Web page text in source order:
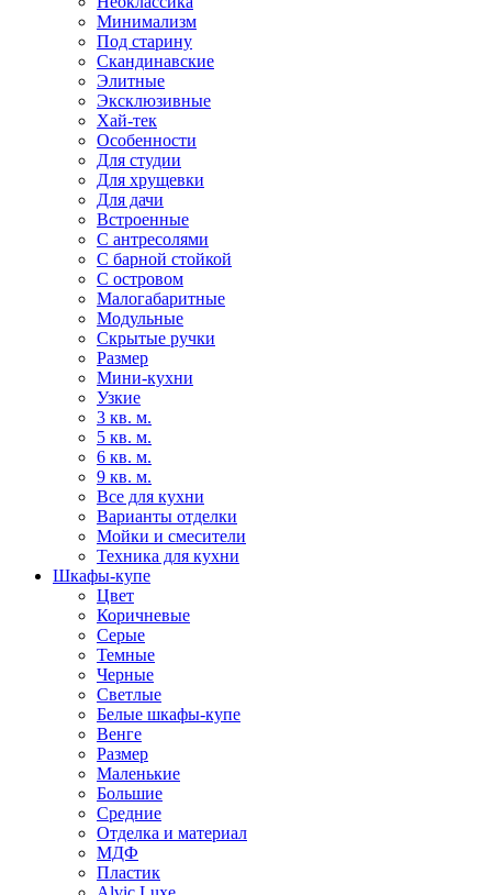
Минимализм
Под старину
Скандинавские
Элитные
Эксклюзивные
Хай-тек
Особенности
Для студии
Для хрущевки
Для дачи
Встроенные
С антресолями
С барной стойкой
С островом
Малогабаритные
Модульные
Скрытые ручки
Размер
Мини-кухни
Узкие
3 кв. м.
5 кв. м.
6 кв. м.
9 кв. м.
Все для кухни
Варианты отделки
Мойки и смесители
Техника для кухни
Шкафы-купе
Цвет
Коричневые
Серые
Темные
Черные
Светлые
Белые шкафы-купе
Венге
Размер
Маленькие
Большие
Средние
Отделка и материал
МДФ
Пластик